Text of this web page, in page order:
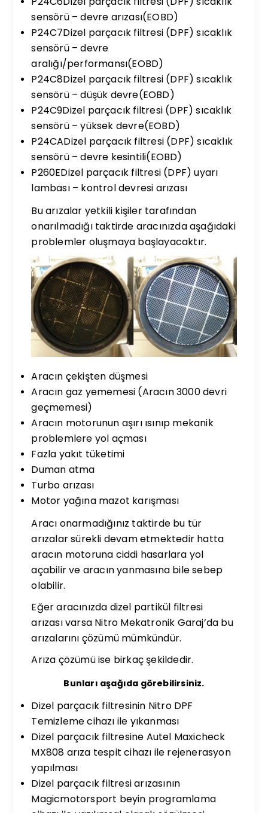
sensörü – devre arızası(EOBD)
P24C7Dizel parçacık filtresi (DPF) sıcaklık
sensörü – devre
aralığı/performansı(EOBD)
P24C8Dizel parçacık filtresi (DPF) sıcaklık
sensörü – düşük devre(EOBD)
P24C9Dizel parçacık filtresi (DPF) sıcaklık
sensörü – yüksek devre(EOBD)
P24CADizel parçacık filtresi (DPF) sıcaklık
sensörü – devre kesintili(EOBD)
P260EDizel parçacık filtresi (DPF) uyarı
lambası – kontrol devresi arızası
Bu arızalar yetkili kişiler tarafından
onarılmadığı taktirde aracınızda aşağıdaki
problemler oluşmaya başlayacaktır.
Aracın çekişten düşmesi
Aracın gaz yememesi (Aracın 3000 devri
geçmemesi)
Aracın motorunun aşırı ısınıp mekanik
problemlere yol açması
Fazla yakıt tüketimi
Duman atma
Turbo arızası
Motor yağına mazot karışması
Aracı onarmadığınız taktirde bu tür
arızalar sürekli devam etmektedir hatta
aracın motoruna ciddi hasarlara yol
açabilir ve aracın yanmasına bile sebep
olabilir.
Eğer aracınızda dizel partikül filtresi
arızası varsa Nitro Mekatronik Garaj’da bu
arızalarını çözümü mümkündür.
Arıza çözümü ise birkaç şekildedir.
Bunları aşağıda görebilirsiniz.
Dizel parçacık filtresinin Nitro DPF
Temizleme cihazı ile yıkanması
Dizel parçacık filtresine Autel Maxicheck
MX808 arıza tespit cihazı ile rejenerasyon
yapılması
Dizel parçacık filtresi arızasının
Magicmotorsport beyin programlama